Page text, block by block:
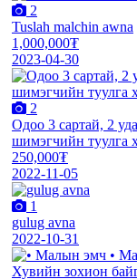
2
Tuslah malchin awna
1,000,000₮
2023-04-30
2
Одоо 3 сартай, 2
шимэгчийн туулга
250,000₮
2022-11-05
1
gulug avna
2022-10-31